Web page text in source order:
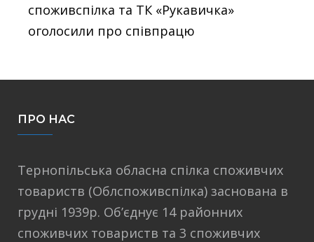
споживспілка та ТК «Рукавичка»
оголосили про співпрацю
ПРО НАС
Тернопільська обласна спілка споживчих
товариств (Облспоживспілка) заснована в
грудні 1939р. Об’єднує 14 районних
споживчих товариств та 3 споживчих